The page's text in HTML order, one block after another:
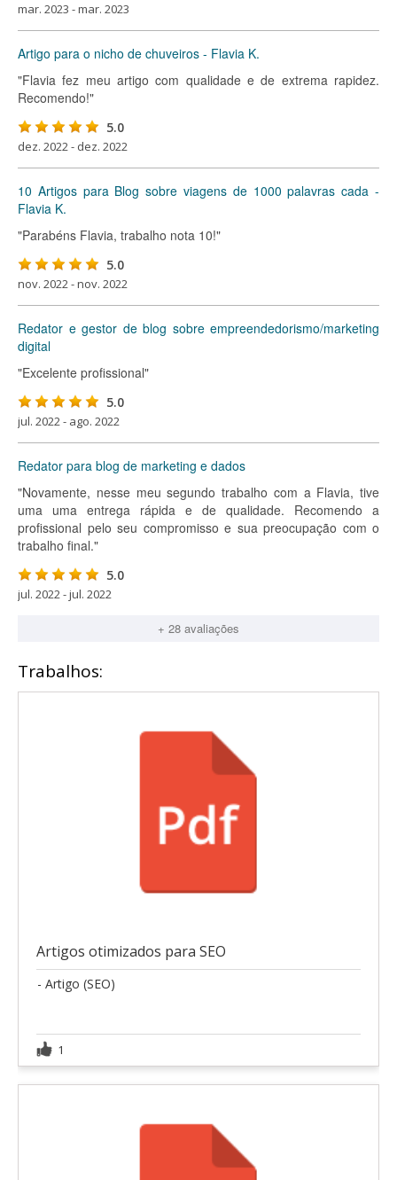
mar. 2023 - mar. 2023
Artigo para o nicho de chuveiros - Flavia K.
"Flavia fez meu artigo com qualidade e de extrema rapidez.
Recomendo!"
5.0
dez. 2022 - dez. 2022
10 Artigos para Blog sobre viagens de 1000 palavras cada -
Flavia K.
"Parabéns Flavia, trabalho nota 10!"
5.0
nov. 2022 - nov. 2022
Redator e gestor de blog sobre empreendedorismo/marketing
digital
"Excelente profissional"
5.0
jul. 2022 - ago. 2022
Redator para blog de marketing e dados
"Novamente, nesse meu segundo trabalho com a Flavia, tive
uma uma entrega rápida e de qualidade. Recomendo a
profissional pelo seu compromisso e sua preocupação com o
trabalho final."
5.0
jul. 2022 - jul. 2022
+ 28 avaliações
Trabalhos:
Artigos otimizados para SEO
- Artigo (SEO)
1